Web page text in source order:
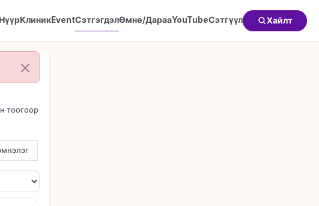
НүүрКлиникEventСэтгэгдэлӨмнө/ДарааYouTubeСэтгүүл Хайлт